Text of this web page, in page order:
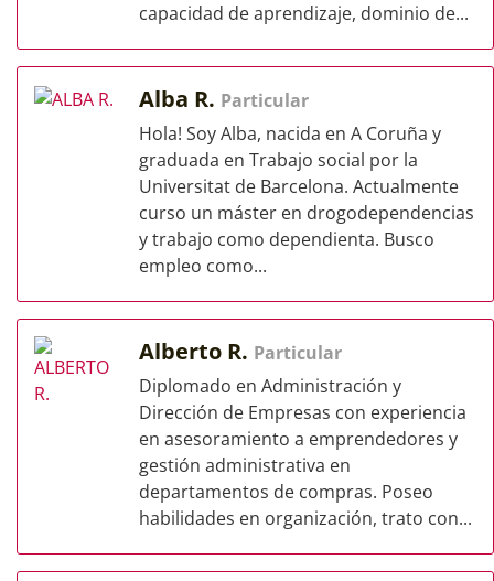
capacidad de aprendizaje, dominio de...
Alba R. Particular
Hola! Soy Alba, nacida en A Coruña y
graduada en Trabajo social por la
Universitat de Barcelona. Actualmente
curso un máster en drogodependencias
y trabajo como dependienta. Busco
empleo como...
Alberto R. Particular
Diplomado en Administración y
Dirección de Empresas con experiencia
en asesoramiento a emprendedores y
gestión administrativa en
departamentos de compras. Poseo
habilidades en organización, trato con...